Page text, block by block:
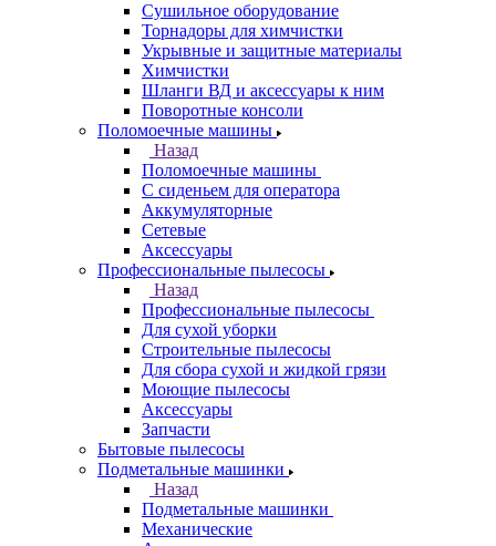
Сушильное оборудование
Торнадоры для химчистки
Укрывные и защитные материалы
Химчистки
Шланги ВД и аксессуары к ним
Поворотные консоли
Поломоечные машины
Назад
Поломоечные машины
С сиденьем для оператора
Аккумуляторные
Сетевые
Аксессуары
Профессиональные пылесосы
Назад
Профессиональные пылесосы
Для сухой уборки
Строительные пылесосы
Для сбора сухой и жидкой грязи
Моющие пылесосы
Аксессуары
Запчасти
Бытовые пылесосы
Подметальные машинки
Назад
Подметальные машинки
Механические